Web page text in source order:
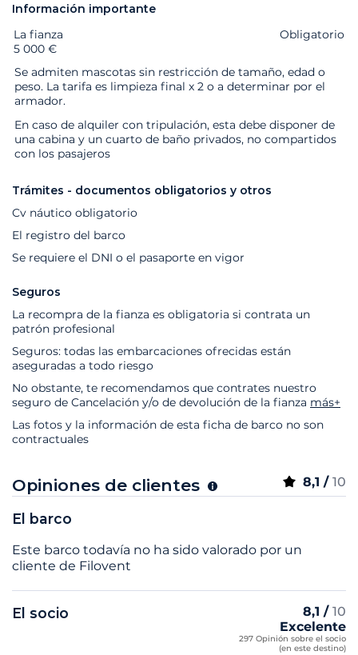
Información importante
Extras Estado
La fianza
Obligatorio
5 000 €
Se admiten mascotas sin restricción de tamaño, edad o
peso. La tarifa es limpieza final x 2 o a determinar por el
armador.
En caso de alquiler con tripulación, esta debe disponer de
una cabina y un cuarto de baño privados, no compartidos
con los pasajeros
Trámites - documentos obligatorios y otros
Cv náutico obligatorio
El registro del barco
Se requiere el DNI o el pasaporte en vigor
Seguros
La recompra de la fianza es obligatoria si contrata un
patrón profesional
Seguros: todas las embarcaciones ofrecidas están
aseguradas a todo riesgo
No obstante, te recomendamos que contrates nuestro
seguro de Cancelación y/o de devolución de la fianza más+
Las fotos y la información de esta ficha de barco no son
contractuales
Opiniones de clientes 8,1 / 10
El barco
Este barco todavía no ha sido valorado por un
cliente de Filovent
El socio 8,1 / 10
Excelente
297 Opinión sobre el socio
(en este destino)